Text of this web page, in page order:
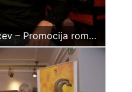
022 Miša Mihajlo Kravcev – Promocija romana – Proleće Jednog Lava